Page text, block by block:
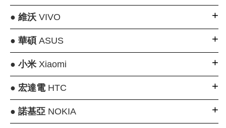
● 維沃VIVO
● 華碩 ASUS
● 小米Xiaomi
● 宏達電HTC
● 諾基亞NOKIA